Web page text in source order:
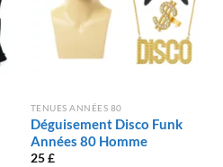
TENUES ANNÉES 80
Déguisement Disco Funk
Années 80 Homme
25£